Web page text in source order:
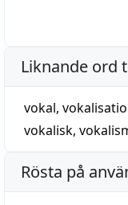
Liknande ord
vokal,
vokalisk,
Rösta på